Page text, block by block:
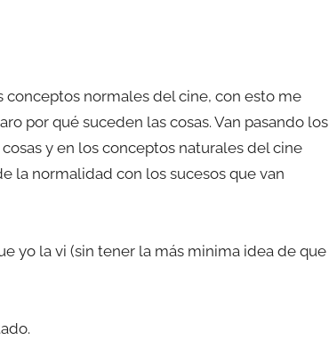
conceptos normales del cine, con esto me
por qué suceden las cosas. Van pasando los
y en los conceptos naturales del cine
la normalidad con los sucesos que van
yo la vi (sin tener la más minima idea de que